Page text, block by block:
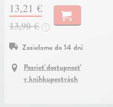
13,21 €
13,90 €
?
Zasielame do 14 dní
Pozrieť dostupnosť
v kníhkupectvách